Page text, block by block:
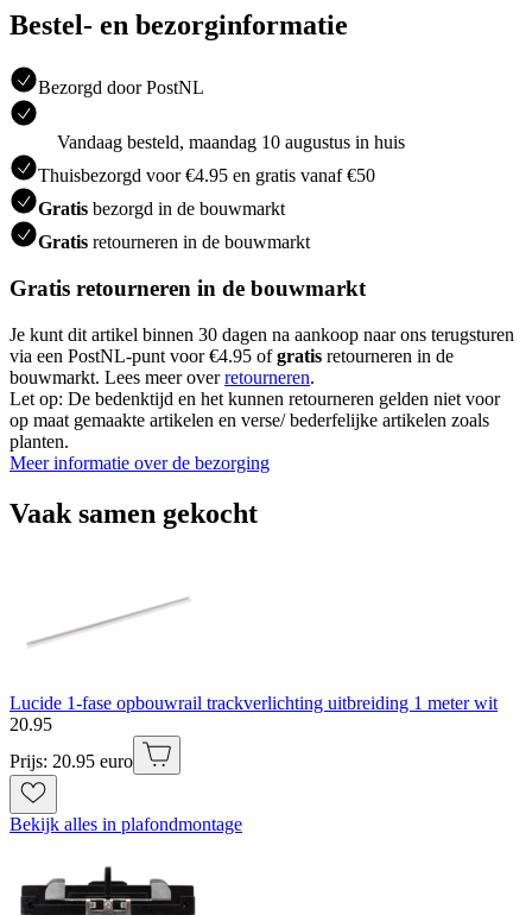
Bestel- en bezorginformatie
Bezorgd door PostNL
Vandaag besteld, maandag 10 augustus in huis
Thuisbezorgd voor €4.95 en gratis vanaf €50
Gratis bezorgd in de bouwmarkt
Gratis retourneren in de bouwmarkt
Gratis retourneren in de bouwmarkt
Je kunt dit artikel binnen 30 dagen na aankoop naar ons terugsturen
via een PostNL-punt voor €4.95 ofgratis retourneren in de
bouwmarkt. Lees meer overretourneren.
Let op: De bedenktijd en het kunnen retourneren gelden niet voor
op maat gemaakte artikelen en verse/ bederfelijke artikelen zoals
planten.
Meer informatie over de bezorging
Vaak samen gekocht
Lucide 1-fase opbouwrail trackverlichting uitbreiding 1 meter wit
20.95
Prijs: 20.95 euro
Bekijk alles in plafondmontage